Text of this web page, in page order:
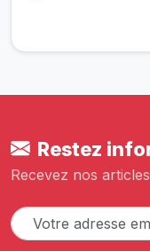
Restez
Recevez nos